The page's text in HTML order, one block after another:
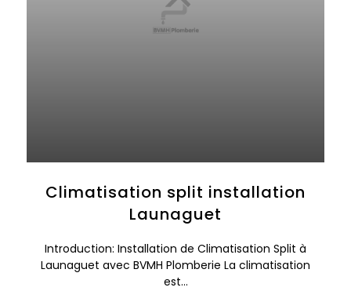
Climatisation split installation
Launaguet
Introduction: Installation de Climatisation Split à
Launaguet avec BVMH Plomberie La climatisation
est...